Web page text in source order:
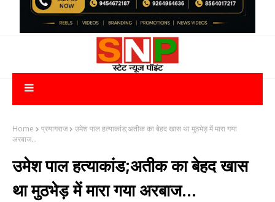
Home प्रयागराज
उमेश पाल हत्याकांड;अतीक का बेहद खास था मुठभेड़ में मारा गया
अरबाज...
उमेश पाल हत्याकांड;अतीक का बेहद खास
था मुठभेड़ में मारा गया अरबाज...